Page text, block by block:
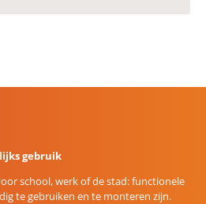
gebruik
school, werk of de stad: functionele
te gebruiken en te monteren zijn.